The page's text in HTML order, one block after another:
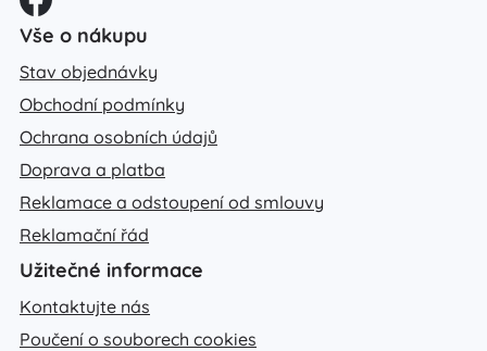
Vše o nákupu
Stav objednávky
Obchodní podmínky
Ochrana osobních údajů
Doprava a platba
Reklamace a odstoupení od smlouvy
Reklamační řád
Užitečné informace
Kontaktujte nás
Poučení o souborech cookies